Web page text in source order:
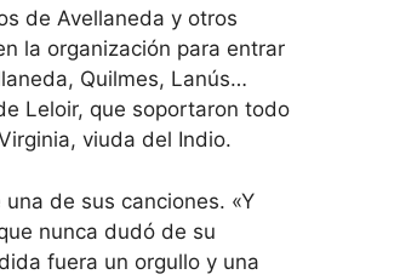
de Avellaneda y otros
la organización para entrar
Quilmes, Lanús…
Leloir, que soportaron todo
viuda del Indio.
de sus canciones. «Y
nunca dudó de su
fuera un orgullo y una